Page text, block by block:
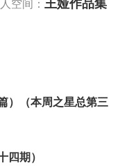
空间： 王娅作品集
）（本周之星总第三
四期）